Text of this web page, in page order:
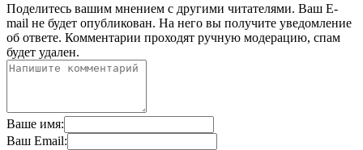
Поделитесь вашим мнением с другими читателями. Ваш E-
mail не будет опубликован. На него вы получите уведомление
об ответе. Комментарии проходят ручную модерацию, спам
будет удален.
Ваше имя:
Ваш Email: